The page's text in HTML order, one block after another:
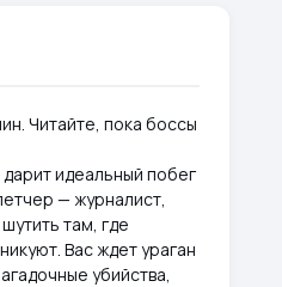
Читайте, пока боссы
идеальный побег
— журналист,
там, где
Вас ждет ураган
убийства,